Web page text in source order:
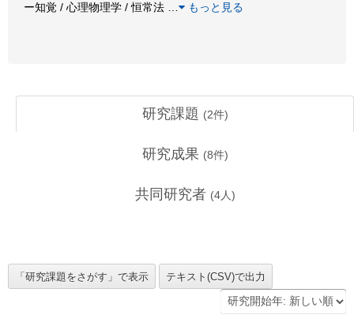
ー知覚 / 心理物理学 / 恒常法
もっと見る
研究課題 (2件)
研究成果 (8件)
共同研究者 (4人)